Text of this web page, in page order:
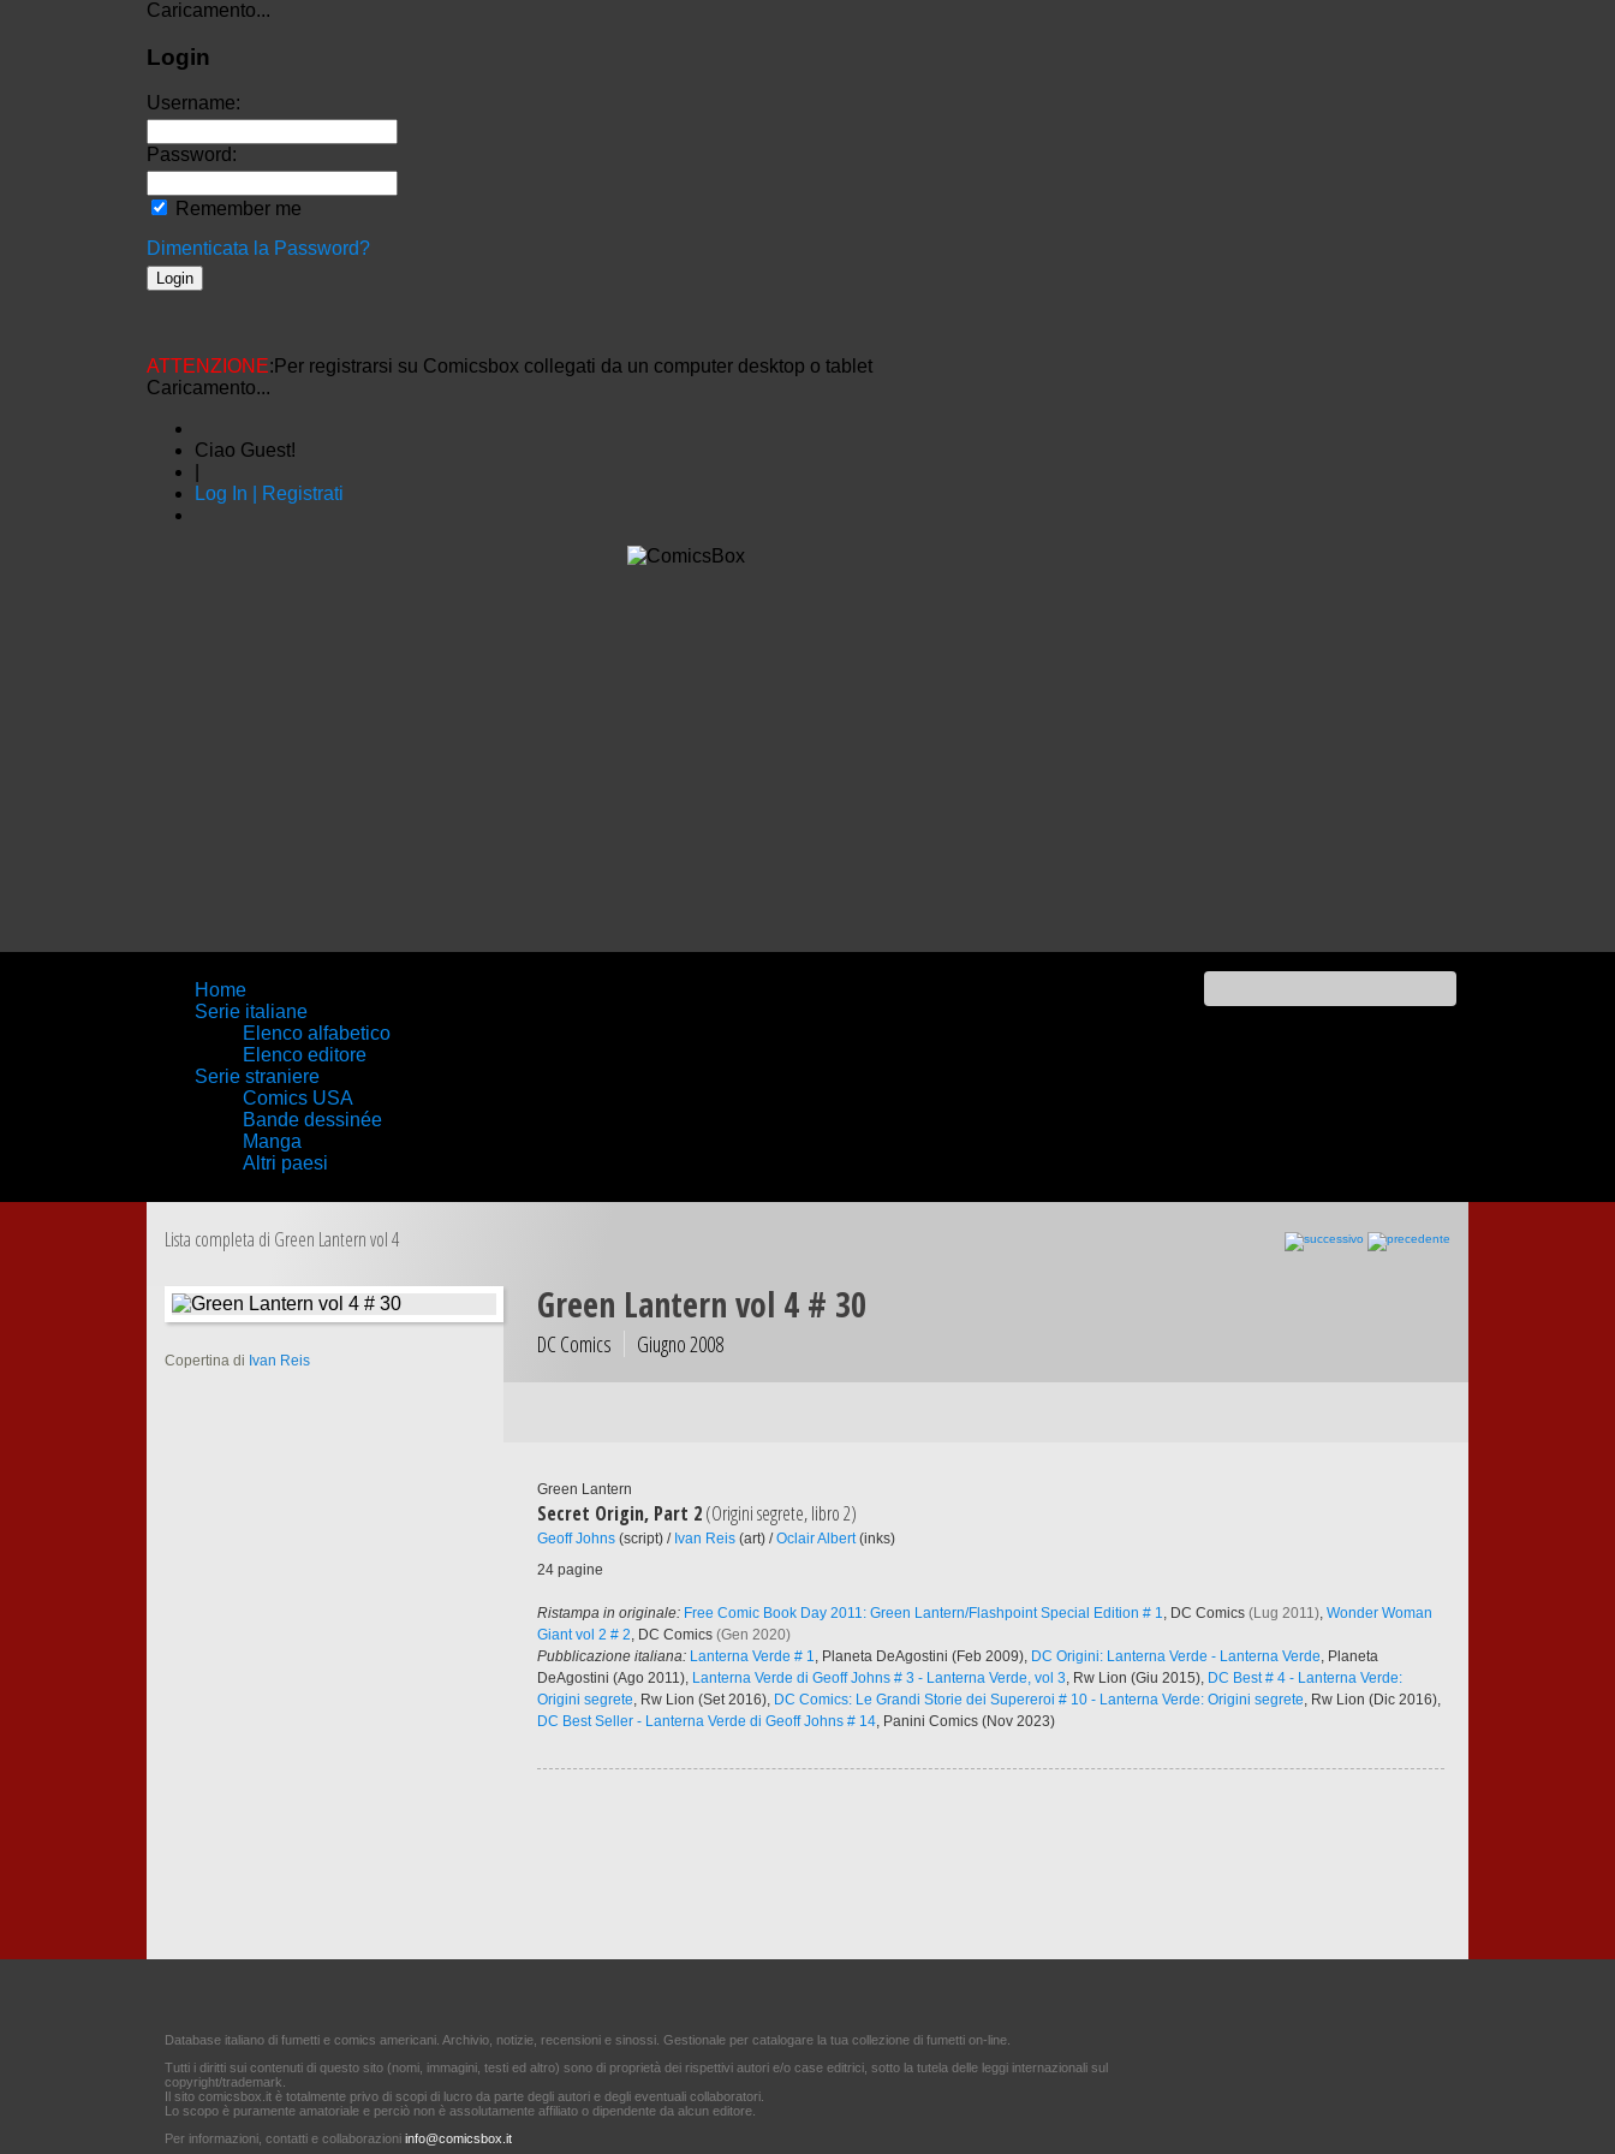
Caricamento...
Login
Username:
Password:
Remember me
Dimenticata la Password?
ATTENZIONE:Per registrarsi su Comicsbox collegati da un computer desktop o tablet
Caricamento...
Ciao Guest!
Log In | Registrati
Home
Serie italiane
Elenco alfabetico
Elenco editore
Serie straniere
Comics USA
Bande dessinée
Manga
Altri paesi
Lista completa di Green Lantern vol 4
Copertina di Ivan Reis
Green Lantern vol 4 # 30
DC Comics Giugno 2008
Green Lantern
Secret Origin, Part 2(Origini segrete, libro 2)
Geoff Johns (script) / Ivan Reis (art) /Oclair Albert(inks)
24 pagine
Ristampa in originale: Free Comic Book Day 2011: Green Lantern/Flashpoint Special Edition # 1, DC Comics (Lug 2011), Wonder Woman
Giant vol 2 # 2, DC Comics (Gen 2020)
Pubblicazione italiana: Lanterna Verde # 1, Planeta DeAgostini (Feb 2009), DC Origini: Lanterna Verde - Lanterna Verde, Planeta
DeAgostini (Ago 2011), Lanterna Verde di Geoff Johns # 3 - Lanterna Verde, vol 3, Rw Lion (Giu 2015), DC Best # 4 - Lanterna Verde:
Origini segrete, Rw Lion (Set 2016), DC Comics: Le Grandi Storie dei Supereroi # 10 - Lanterna Verde: Origini segrete, Rw Lion (Dic 2016),
DC Best Seller - Lanterna Verde di Geoff Johns # 14, Panini Comics (Nov 2023)
Database italiano di fumetti e comics americani. Archivio, notizie, recensioni e sinossi. Gestionale per catalogare la tua collezione di fumetti on-line.
Tutti i diritti sui contenuti di questo sito (nomi, immagini, testi ed altro) sono di proprietà dei rispettivi autori e/o case editrici, sotto la tutela delle leggi internazionali sul
copyright/trademark.
Il sito comicsbox.it è totalmente privo di scopi di lucro da parte degli autori e degli eventuali collaboratori.
Lo scopo è puramente amatoriale e perciò non è assolutamente affiliato o dipendente da alcun editore.
Per informazioni, contatti e collaborazioni info@comicsbox.it